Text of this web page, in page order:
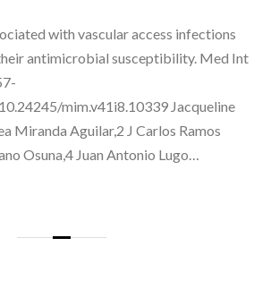
with vascular access infections
antimicrobial susceptibility. Med Int
mim.v41i8.10339 Jacqueline
Miranda Aguilar,2 J Carlos Ramos
Osuna,4 Juan Antonio Lugo…